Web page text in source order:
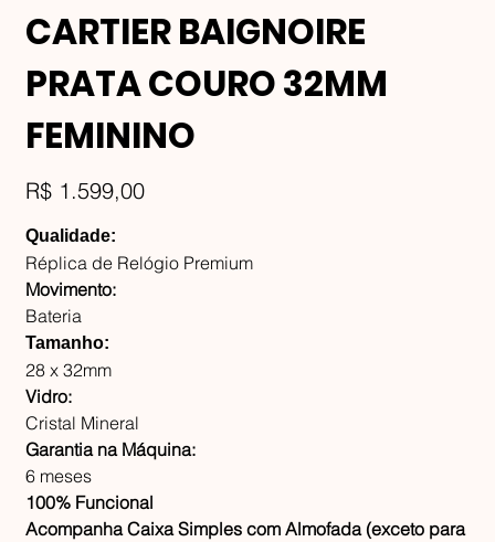
CARTIER BAIGNOIRE
PRATA COURO 32MM
FEMININO
Preço
R$ 1.599,00
Qualidade:
Réplica de Relógio Premium
Movimento:
Bateria
Tamanho:
28 x 32mm
Vidro:
Cristal Mineral
Garantia na Máquina:
6 meses
100% Funcional
Acompanha Caixa Simples com Almofada (exceto para